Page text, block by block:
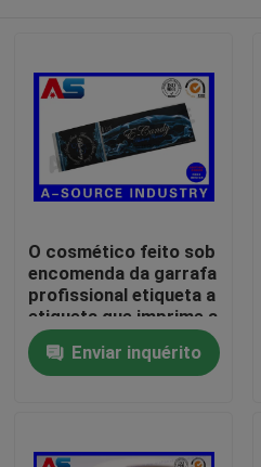
Casa
Sobre nós
O cosmético feito sob
encomenda da garrafa
profissional etiqueta a
etiqueta que imprime a
folha de prata para a
etiqueta da garrafa de
vidro da beleza
Enviar inquérito